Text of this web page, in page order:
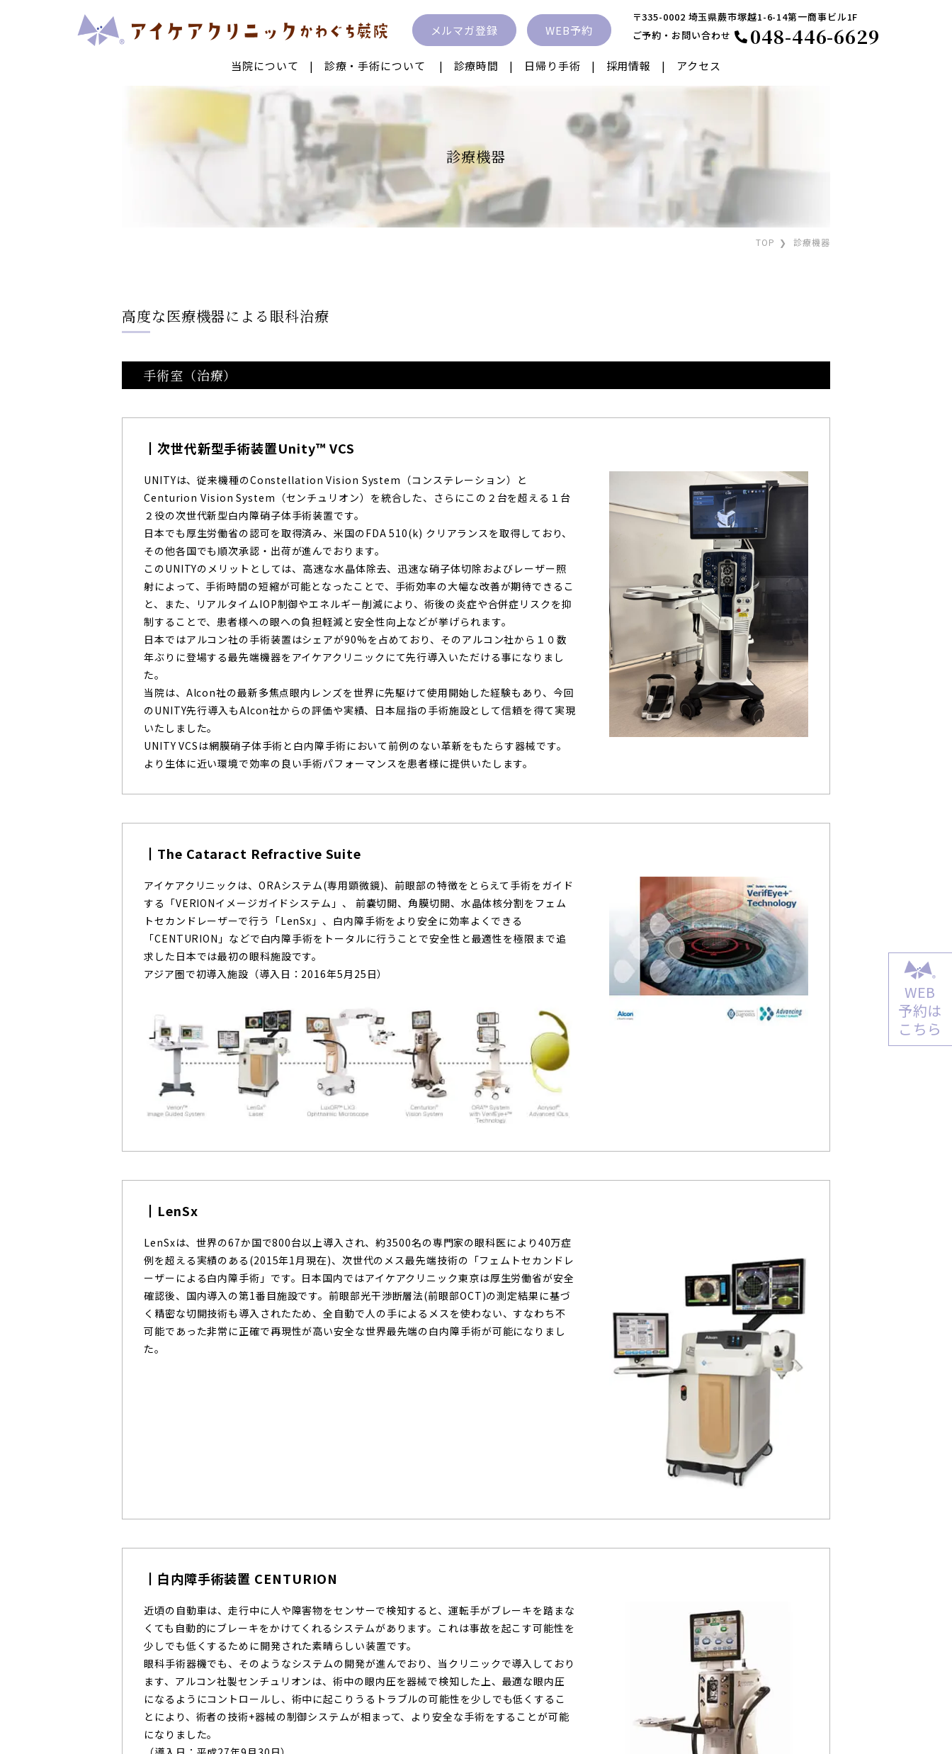
メルマガ登録 WEB予約
〒335-0002 埼玉県蕨市塚越1-6-14第一商事ビル1F
ご予約・お問い合わせ
048-446-6629
当院について 診療・手術について
診療・手術についてTOP
当院で行っている最新治療
多焦点眼内レンズ ICL IPCL レーシック
低侵襲緑内障手術
黄斑変性治療 飛蚊症レーザー 近視抑制治療
円錐角膜治療
眼ドック
レーザー治療
コンタクトレンズ
AddOn
診療時間 日帰り手術 採用情報 アクセス
WEB
予約は
こちら
診療機器
TOP 診療機器
高度な医療機器による眼科治療
手術室（治療）
次世代新型手術装置Unity™ VCS
UNITYは、従来機種のConstellation Vision System（コンステレーション）と
Centurion Vision System（センチュリオン）を統合した、さらにこの２台を超える１台
２役の次世代新型白内障硝子体手術装置です。
日本でも厚生労働省の認可を取得済み、米国のFDA 510(k) クリアランスを取得しており、
その他各国でも順次承認・出荷が進んでおります。
このUNITYのメリットとしては、高速な水晶体除去、迅速な硝子体切除およびレーザー照
射によって、手術時間の短縮が可能となったことで、手術効率の大幅な改善が期待できるこ
と、また、リアルタイムIOP制御やエネルギー削減により、術後の炎症や合併症リスクを抑
制することで、患者様への眼への負担軽減と安全性向上などが挙げられます。
日本ではアルコン社の手術装置はシェアが90%を占めており、そのアルコン社から１０数
年ぶりに登場する最先端機器をアイケアクリニックにて先行導入いただける事になりまし
た。
当院は、Alcon社の最新多焦点眼内レンズを世界に先駆けて使用開始した経験もあり、今回
のUNITY先行導入もAlcon社からの評価や実績、日本屈指の手術施設として信頼を得て実現
いたしました。
UNITY VCSは網膜硝子体手術と白内障手術において前例のない革新をもたらす器械です。
より生体に近い環境で効率の良い手術パフォーマンスを患者様に提供いたします。
The Cataract Refractive Suite
アイケアクリニックは、ORAシステム(専用顕微鏡)、前眼部の特徴をとらえて手術をガイド
する「VERIONイメージガイドシステム」、 前嚢切開、角膜切開、水晶体核分割をフェム
トセカンドレーザーで行う「LenSx」、白内障手術をより安全に効率よくできる
「CENTURION」などで白内障手術をトータルに行うことで安全性と最適性を極限まで追
求した日本では最初の眼科施設です。
アジア圏で初導入施設（導入日：2016年5月25日）
LenSx
LenSxは、世界の67か国で800台以上導入され、約3500名の専門家の眼科医により40万症
例を超える実績のある(2015年1月現在)、次世代のメス最先端技術の「フェムトセカンドレ
ーザーによる白内障手術」です。日本国内ではアイケアクリニック東京は厚生労働省が安全
確認後、国内導入の第1番目施設です。前眼部光干渉断層法(前眼部OCT)の測定結果に基づ
く精密な切開技術も導入されたため、全自動で人の手によるメスを使わない、すなわち不
可能であった非常に正確で再現性が高い安全な世界最先端の白内障手術が可能になりまし
た。
白内障手術装置 CENTURION
近頃の自動車は、走行中に人や障害物をセンサーで検知すると、運転手がブレーキを踏まな
くても自動的にブレーキをかけてくれるシステムがあります。これは事故を起こす可能性を
少しでも低くするために開発された素晴らしい装置です。
眼科手術器機でも、そのようなシステムの開発が進んでおり、当クリニックで導入しており
ます、アルコン社製センチュリオンは、術中の眼内圧を器械で検知した上、最適な眼内圧
になるようにコントロールし、術中に起こりうるトラブルの可能性を少しでも低くするこ
とにより、術者の技術+器械の制御システムが相まって、より安全な手術をすることが可能
になりました。